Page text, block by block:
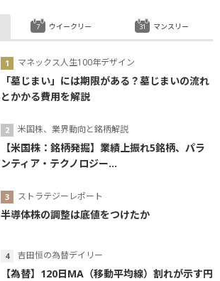
マネックス人生100年デザイン
「墓じまい」には期限がある？墓じまいの流れ
とかかる費用を解説
米国株、業界動向と銘柄解説
【米国株：銘柄発掘】業績上振れ5銘柄、パラ
ンティア・テクノロジー...
ストラテジーレポート
半導体株の調整は底値をつけたか
吉田恒の為替デイリー
【為替】120日MA（移動平均線）割れが示す円
ウイークリー マンスリー